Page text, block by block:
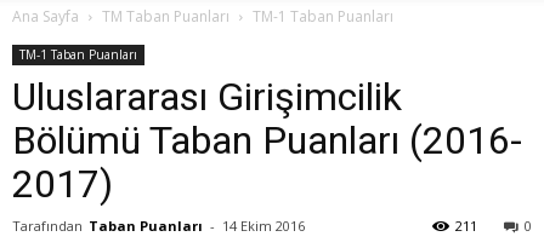
Ana Sayfa TM Taban Puanları TM-1 Taban Puanları
TM-1 Taban Puanları
Uluslararası Girişimcilik
Bölümü Taban Puanları (2016-
2017)
Tarafından Taban Puanları - 14 Ekim 2016 0
211